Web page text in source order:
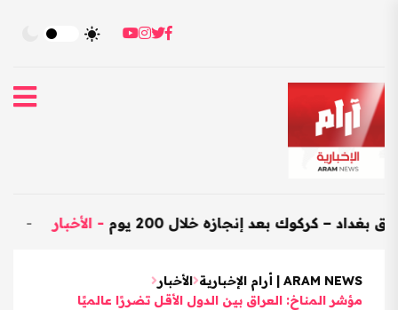
العراق يستورد - بعد إنجازه خلال 200 يوم -الأخبار
ARAM NEWS | أرام الإخبارية
الأخبار
مؤشر المناخ: العراق بين الدول الأقل تضررًا عالميًا